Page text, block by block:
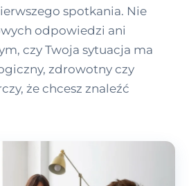
spotkania. Nie
odpowiedzi ani
czy Twoja sytuacja ma
zdrowotny czy
że chcesz znaleźć